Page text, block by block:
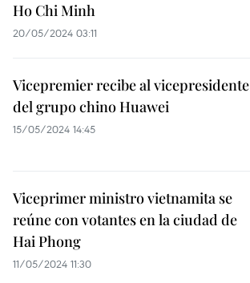
Ho Chi Minh
20/05/2024 03:11
Vicepremier recibe al vicepresidente
del grupo chino Huawei
15/05/2024 14:45
Viceprimer ministro vietnamita se
reúne con votantes en la ciudad de
Hai Phong
11/05/2024 11:30